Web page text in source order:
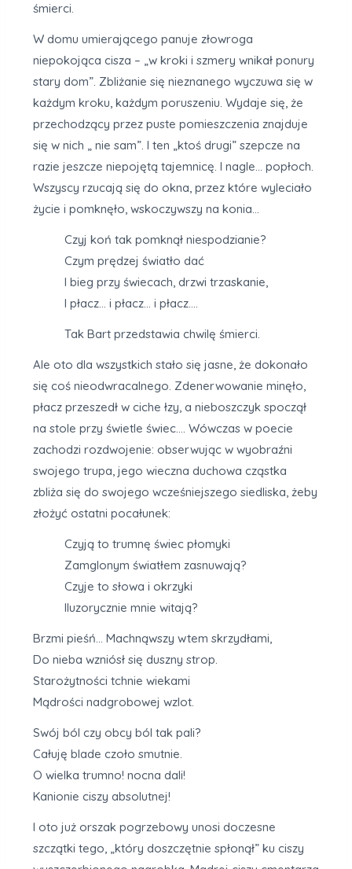
śmierci.
W domu umierającego panuje złowroga
niepokojąca cisza – „w kroki i szmery wnikał ponury
stary dom”. Zbliżanie się nieznanego wyczuwa się w
każdym kroku, każdym poruszeniu. Wydaje się, że
przechodzący przez puste pomieszczenia znajduje
się w nich „ nie sam”. I ten „ktoś drugi” szepcze na
razie jeszcze niepojętą tajemnicę. I nagle… popłoch.
Wszyscy rzucają się do okna, przez które wyleciało
życie i pomknęło, wskoczywszy na konia…
Czyj koń tak pomknął niespodzianie?
Czym prędzej światło dać
I bieg przy świecach, drzwi trzaskanie,
I płacz… i płacz… i płacz….
Tak Bart przedstawia chwilę śmierci.
Ale oto dla wszystkich stało się jasne, że dokonało
się coś nieodwracalnego. Zdenerwowanie minęło,
płacz przeszedł w ciche łzy, a nieboszczyk spoczął
na stole przy świetle świec…. Wówczas w poecie
zachodzi rozdwojenie: obserwując w wyobraźni
swojego trupa, jego wieczna duchowa cząstka
zbliża się do swojego wcześniejszego siedliska, żeby
złożyć ostatni pocałunek:
Czyją to trumnę świec płomyki
Zamglonym światłem zasnuwają?
Czyje to słowa i okrzyki
Iluzorycznie mnie witają?
Brzmi pieśń… Machnąwszy wtem skrzydłami,
Do nieba wzniósł się duszny strop.
Starożytności tchnie wiekami
Mądrości nadgrobowej wzlot.
Swój ból czy obcy ból tak pali?
Całuję blade czoło smutnie.
O wielka trumno! nocna dali!
Kanionie ciszy absolutnej!
I oto już orszak pogrzebowy unosi doczesne
szczątki tego, „który doszczętnie spłonął” ku ciszy